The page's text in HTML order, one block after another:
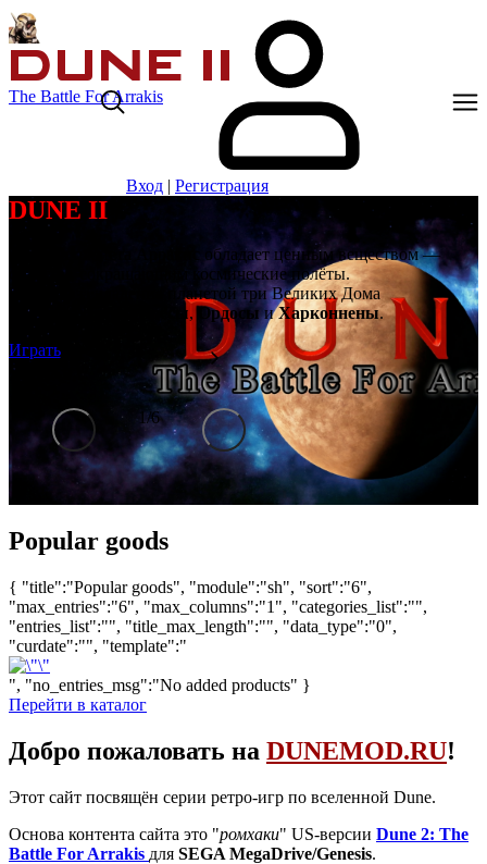
The Battle For Arrakis
Вход | Регистрация
DUNE II
Далёкая планета Арракис обладает ценным веществом —
спайсом, сокращающим космические полёты.
Борются за владение планетой три Великих Дома
Ландсраада:
Атрейдесы, ОрдосыиХарконнены.
Играть
1/6
Popular goods
{ "title":"Popular goods", "module":"sh", "sort":"6",
"max_entries":"6", "max_columns":"1", "categories_list":"",
"entries_list":"", "title_max_length":"", "data_type":"0",
"curdate":"", "template":"
", "no_entries_msg":"No added products" }
Перейти в каталог
Добро пожаловать на DUNEMOD.RU!
Этот сайт посвящён серии ретро-игр по вселенной Dune.
Основа контента сайта это "ромхаки" US-версии Dune 2: The
Battle For Arrakis для SEGA MegaDrive/Genesis.